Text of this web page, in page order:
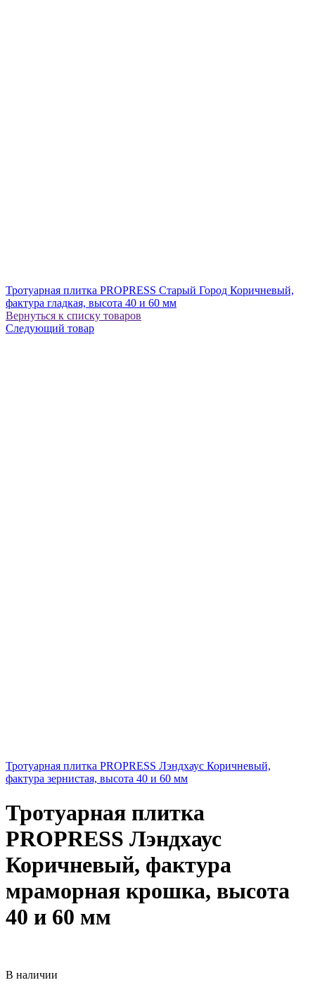
Тротуарная плитка PROPRESS Старый Город Коричневый,
фактура гладкая, высота 40 и 60 мм
Вернуться к списку товаров
Следующий товар
Тротуарная плитка PROPRESS Лэндхаус Коричневый,
фактура зернистая, высота 40 и 60 мм
Тротуарная плитка
PROPRESS Лэндхаус
Коричневый, фактура
мраморная крошка, высота
40 и 60 мм
В наличии